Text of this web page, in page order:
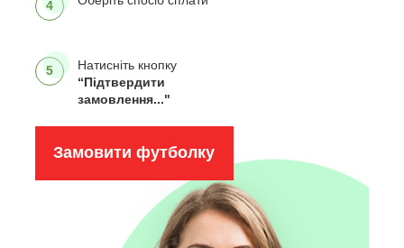
4
5
Натисніть кнопку
“Підтвердити
замовлення..."
Замовити футболку